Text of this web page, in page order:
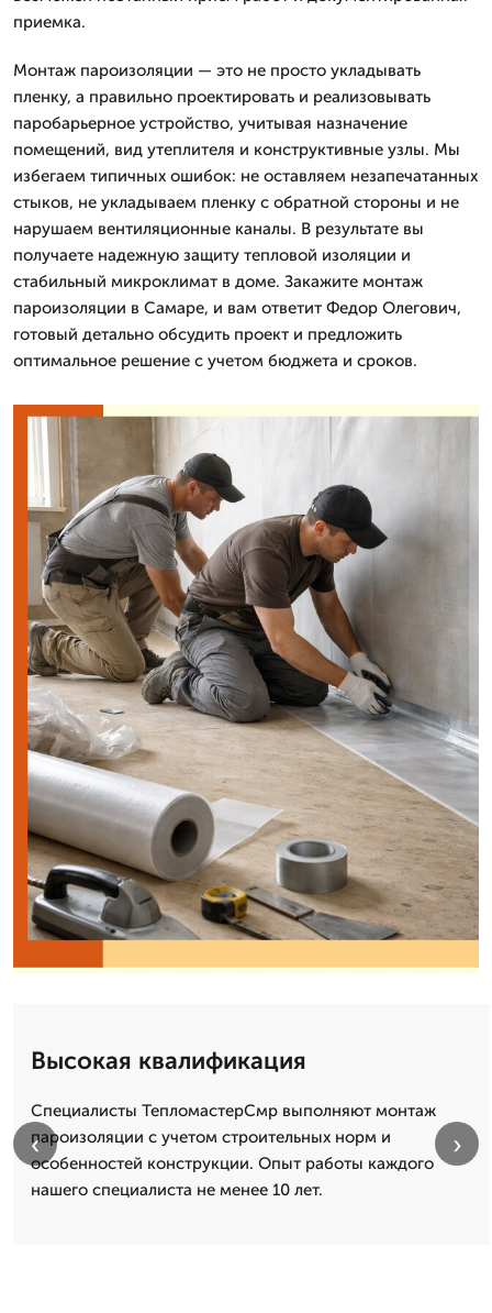
приемка.
Монтаж пароизоляции — это не просто укладывать
пленку, а правильно проектировать и реализовывать
паробарьерное устройство, учитывая назначение
помещений, вид утеплителя и конструктивные узлы. Мы
избегаем типичных ошибок: не оставляем незапечатанных
стыков, не укладываем пленку с обратной стороны и не
нарушаем вентиляционные каналы. В результате вы
получаете надежную защиту тепловой изоляции и
стабильный микроклимат в доме. Закажите монтаж
пароизоляции в Самаре, и вам ответит Федор Олегович,
готовый детально обсудить проект и предложить
оптимальное решение с учетом бюджета и сроков.
Высокая квалификация
Специалисты ТепломастерСмр выполняют монтаж
пароизоляции с учетом строительных норм и
особенностей конструкции. Опыт работы каждого
нашего специалиста не менее 10 лет.
‹ ›